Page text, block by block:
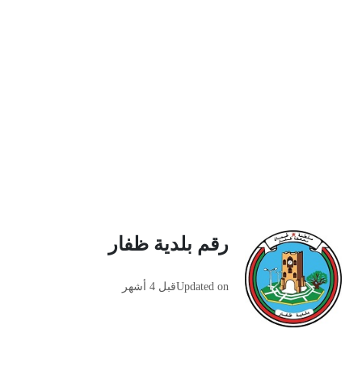
رقم بلدية ظفار
Updated onقبل 4 أشهر